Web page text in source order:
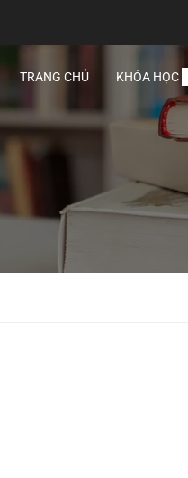
TRANG CHỦ KHÓA HỌC